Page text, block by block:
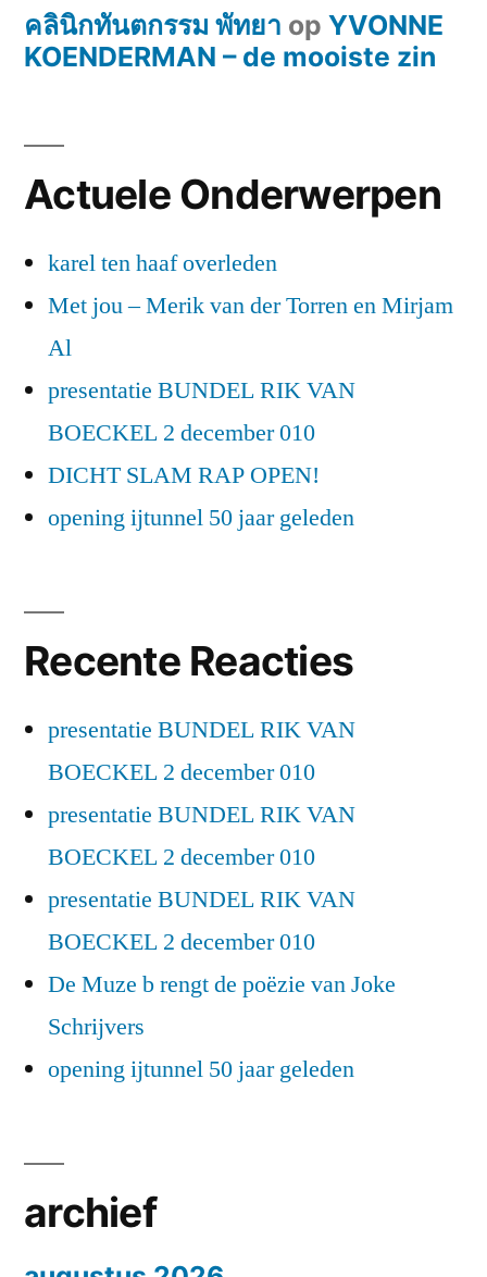
คลินิกทันตกรรม พัทยา op YVONNE
KOENDERMAN – de mooiste zin
Actuele Onderwerpen
karel ten haaf overleden
Met jou – Merik van der Torren en Mirjam
Al
presentatie BUNDEL RIK VAN
BOECKEL 2 december 010
DICHT SLAM RAP OPEN!
opening ijtunnel 50 jaar geleden
Recente Reacties
presentatie BUNDEL RIK VAN
BOECKEL 2 december 010
presentatie BUNDEL RIK VAN
BOECKEL 2 december 010
presentatie BUNDEL RIK VAN
BOECKEL 2 december 010
De Muze b rengt de poëzie van Joke
Schrijvers
opening ijtunnel 50 jaar geleden
archief